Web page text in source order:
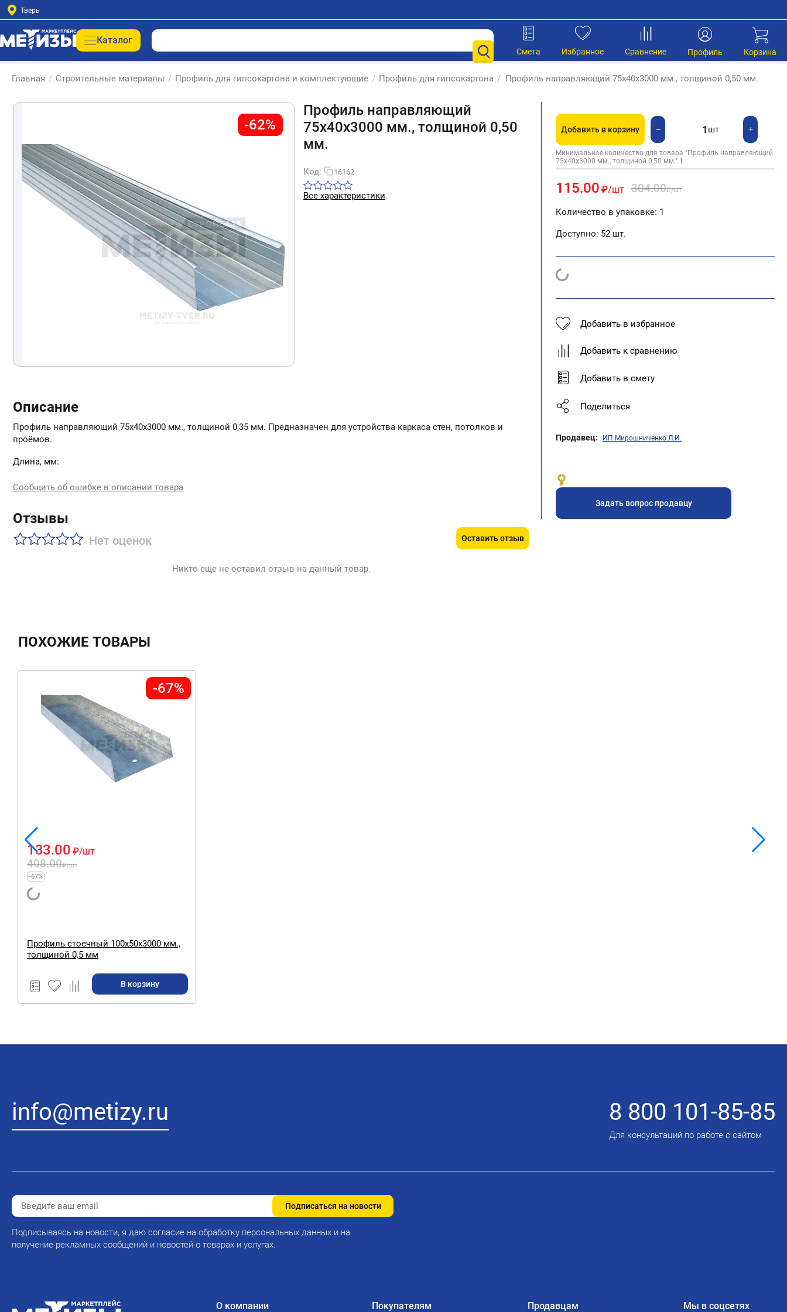
Тверь
Каталог
Корзина
Профиль
Сравнение
Избранное
Смета
Главная / Строительные материалы / Профиль для гипсокартона и комплектующие / Профиль для гипсокартона / Профиль направляющий 75х40х3000 мм., толщиной 0,50 мм.
-62%
Профиль направляющий
75х40х3000 мм., толщиной 0,50
мм.
Код: 16162
Все характеристики
Описание
Профиль направляющий 75х40х3000 мм., толщиной 0,35 мм. Предназначен для устройства каркаса стен, потолков и
проёмов.
Длина, мм:
Сообщить об ошибке в описании товара
Отзывы
Нет оценок Оставить отзыв
Никто еще не оставил отзыв на данный товар.
Добавить в корзину +
шт
−
Минимальное количество для товара "Профиль направляющий
75х40х3000 мм., толщиной 0,50 мм." 1 .
115.00 ₽/шт 304.00₽/шт
Количество в упаковке: 1
Доступно: 52 шт.
Добавить в избранное
Добавить к сравнению
Добавить в смету
Поделиться
Продавец: ИП Мирошниченко Л.И.
Задать вопрос продавцу
ПОХОЖИЕ ТОВАРЫ
-67%
408.00₽/шт
133.00 ₽/шт
-67%
Профиль стоечный 100х50х3000 мм.,
толщиной 0,5 мм
В корзину
info@metizy.ru 8 800 101-85-85
Для консультаций по работе с сайтом
Подписаться на новости
Подписываясь на новости, я даю согласие на обработку персональных данных и на
получение рекламных сообщений и новостей о товарах и услугах.
О компании Покупателям Продавцам Мы в соцсетях